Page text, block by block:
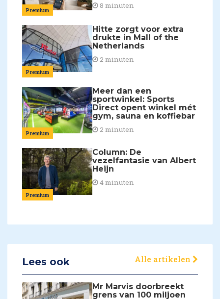
Premium
8 minuten
Premium
Hitte zorgt voor extra
drukte in Mall of the
Netherlands
2 minuten
Premium
Meer dan een
sportwinkel: Sports
Direct opent winkel mét
gym, sauna en koffiebar
2 minuten
Premium
Column: De
vezelfantasie van Albert
Heijn
4 minuten
Lees ook Alle artikelen
Mr Marvis doorbreekt
grens van 100 miljoen